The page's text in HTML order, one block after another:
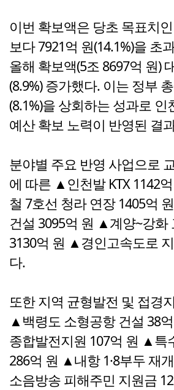
이번 확보액은 당초 목표치
보다 7921억 원(14.1%)을 초
올해 확보액(5조 8697억 원)
(8.9%) 증가했다. 이는 정부
(8.1%)을 상회하는 성과로 인
예산 확보 노력이 반영된 결
분야별 주요 반영 사업으로
에 따른 ▲인천발 KTX 1142
철 7호선 청라 연장 1405억
건설 3095억 원 ▲계양~강화
3130억 원 ▲경인고속도로
다.
또한 지역 균형발전 및 접경
▲백령도 소형공항 건설 38
종합발전지원 107억 원 ▲특
286억 원 ▲내항 1·8부두 재
소음방송 피해주민 지원금